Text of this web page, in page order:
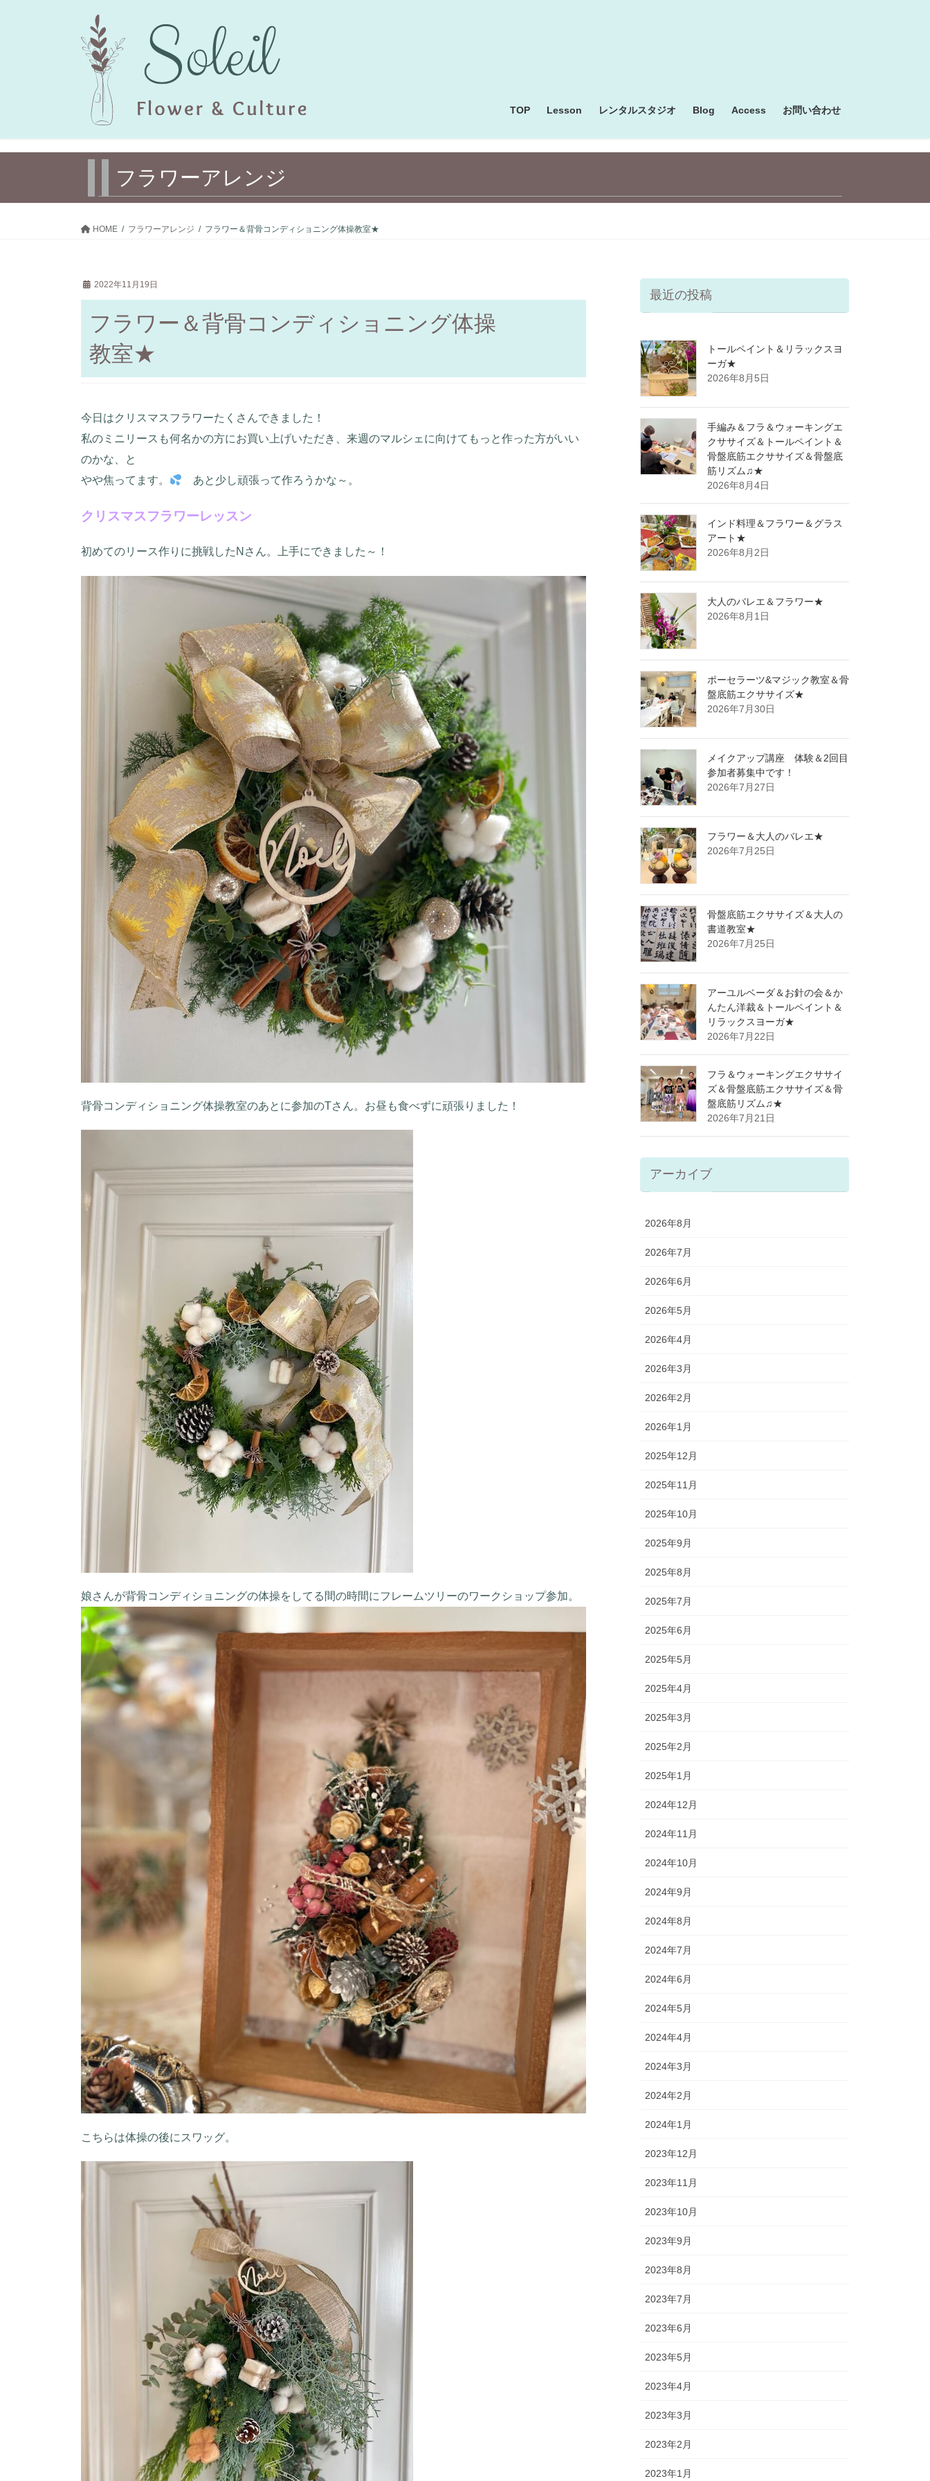
ッ
移
TOP Lesson レンタルスタジオ Blog Access お問い合わせ
フラワーアレンジ
HOME フラワーアレンジ フラワー＆背骨コンディショニング体操教室★
2022年11月19日
フラワー＆背骨コンディショニング体操
教室★
今日はクリスマスフラワーたくさんできました！
私のミニリースも何名かの方にお買い上げいただき、来週のマルシェに向けてもっと作った方がいい
のかな、と
やや焦ってます。
あと少し頑張って作ろうかな～。
クリスマスフラワーレッスン
初めてのリース作りに挑戦したNさん。上手にできました～！
背骨コンディショニング体操教室のあとに参加のTさん。お昼も食べずに頑張りました！
娘さんが背骨コンディショニングの体操をしてる間の時間にフレームツリーのワークショップ参加。
こちらは体操の後にスワッグ。
最近の投稿
トールペイント＆リラックスヨ
ーガ★
2026年8月5日
手編み＆フラ＆ウォーキングエ
クササイズ＆トールペイント＆
骨盤底筋エクササイズ＆骨盤底
筋リズム♫★
2026年8月4日
インド料理＆フラワー＆グラス
アート★
2026年8月2日
大人のバレエ＆フラワー★
2026年8月1日
ポーセラーツ&マジック教室＆骨
盤底筋エクササイズ★
2026年7月30日
メイクアップ講座 体験＆2回目
参加者募集中です！
2026年7月27日
フラワー＆大人のバレエ★
2026年7月25日
骨盤底筋エクササイズ＆大人の
書道教室★
2026年7月25日
アーユルベーダ＆お針の会＆か
んたん洋裁＆トールペイント＆
リラックスヨーガ★
2026年7月22日
フラ＆ウォーキングエクササイ
ズ＆骨盤底筋エクササイズ＆骨
盤底筋リズム♫★
2026年7月21日
アーカイブ
2026年8月
2026年7月
2026年6月
2026年5月
2026年4月
2026年3月
2026年2月
2026年1月
2025年12月
2025年11月
2025年10月
2025年9月
2025年8月
2025年7月
2025年6月
2025年5月
2025年4月
2025年3月
2025年2月
2025年1月
2024年12月
2024年11月
2024年10月
2024年9月
2024年8月
2024年7月
2024年6月
2024年5月
2024年4月
2024年3月
2024年2月
2024年1月
2023年12月
2023年11月
2023年10月
2023年9月
2023年8月
2023年7月
2023年6月
2023年5月
2023年4月
2023年3月
2023年2月
2023年1月